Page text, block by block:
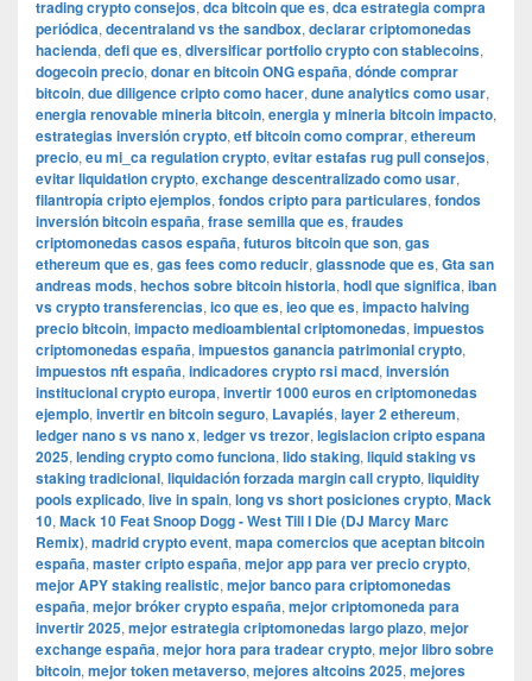
trading crypto consejos, dca bitcoin que es, dca estrategia compra
periódica, decentraland vs the sandbox, declarar criptomonedas
hacienda, defi que es, diversificar portfolio crypto con stablecoins,
dogecoin precio, donar en bitcoin ONG españa, dónde comprar
bitcoin, due diligence cripto como hacer, dune analytics como usar,
energia renovable mineria bitcoin, energia y mineria bitcoin impacto,
estrategias inversión crypto, etf bitcoin como comprar, ethereum
precio, eu mi_ca regulation crypto, evitar estafas rug pull consejos,
evitar liquidation crypto, exchange descentralizado como usar,
filantropía cripto ejemplos, fondos cripto para particulares, fondos
inversión bitcoin españa, frase semilla que es, fraudes
criptomonedas casos españa, futuros bitcoin que son, gas
ethereum que es, gas fees como reducir, glassnode que es, Gta san
andreas mods, hechos sobre bitcoin historia, hodl que significa, iban
vs crypto transferencias, ico que es, ieo que es, impacto halving
precio bitcoin, impacto medioambiental criptomonedas, impuestos
criptomonedas españa, impuestos ganancia patrimonial crypto,
impuestos nft españa, indicadores crypto rsi macd, inversión
institucional crypto europa, invertir 1000 euros en criptomonedas
ejemplo, invertir en bitcoin seguro, Lavapiés, layer 2 ethereum,
ledger nano s vs nano x, ledger vs trezor, legislacion cripto espana
2025, lending crypto como funciona, lido staking, liquid staking vs
staking tradicional, liquidación forzada margin call crypto, liquidity
pools explicado, live in spain, long vs short posiciones crypto, Mack
10, Mack 10 Feat Snoop Dogg - West Till I Die (DJ Marcy Marc
Remix), madrid crypto event, mapa comercios que aceptan bitcoin
españa, master cripto españa, mejor app para ver precio crypto,
mejor APY staking realistic, mejor banco para criptomonedas
españa, mejor bróker crypto españa, mejor criptomoneda para
invertir 2025, mejor estrategia criptomonedas largo plazo, mejor
exchange españa, mejor hora para tradear crypto, mejor libro sobre
bitcoin, mejor token metaverso, mejores altcoins 2025, mejores